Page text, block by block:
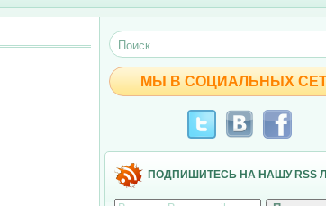
МЫ В СОЦИАЛЬНЫХ
ПОДПИШИТЕСЬ НА НАШУ RSS